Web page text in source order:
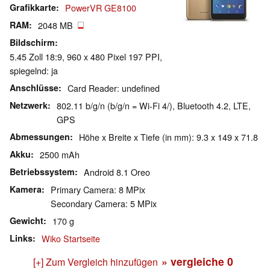
Grafikkarte PowerVR GE8100
RAM 2048 MB
Bildschirm
5.45 Zoll 18:9, 960 x 480 Pixel 197 PPI,
spiegelnd: ja
Anschlüsse Card Reader: undefined
Netzwerk
802.11 b/g/n (b/g/n = Wi-Fi 4/), Bluetooth 4.2, LTE,
GPS
Abmessungen Höhe x Breite x Tiefe (in mm): 9.3 x 149 x 71.8
Akku 2500 mAh
Betriebssystem Android 8.1 Oreo
Kamera
Primary Camera: 8 MPix
Secondary Camera: 5 MPix
Gewicht 170 g
Links Wiko Startseite
[+] Zum Vergleich hinzufügen » vergleiche 0